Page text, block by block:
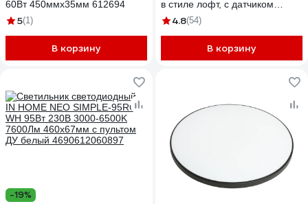
60Вт 450ммx35мм 612694
5(1)
В корзину
в стиле лофт, с датчиком
движения для дома от сети
регулировкой цветовой
температуры 08575_smart
4.8(54)
В корзину
-19%